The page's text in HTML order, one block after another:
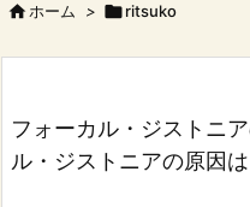
ホーム > ritsuko
フォーカル・ジストニ
ル・ジストニアの原因